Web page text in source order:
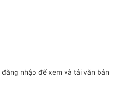
đăng nhập để xem và tải văn bản